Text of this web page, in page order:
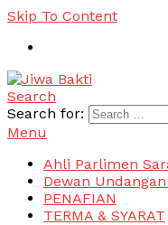
Skip To Content
Jiwa Bakti
Suara PBB Sarawak
Search
Search for:
Menu
Ahli Parlimen
Dewan
PENAFIAN
TERMA & SYARAT